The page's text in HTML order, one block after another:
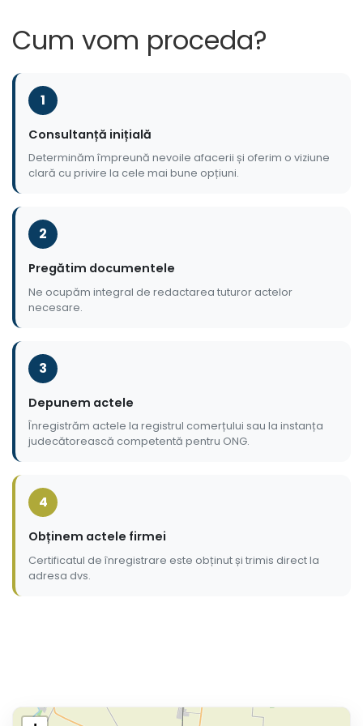
Cum vom proceda?
1
Consultanță inițială
Determinăm împreună nevoile afacerii și oferim o viziune
clară cu privire la cele mai bune opțiuni.
2
Pregătim documentele
Ne ocupăm integral de redactarea tuturor actelor
necesare.
3
Depunem actele
Înregistrăm actele la registrul comerțului sau la instanța
judecătorească competentă pentru ONG.
4
Obținem actele firmei
Certificatul de înregistrare este obținut și trimis direct la
adresa dvs.